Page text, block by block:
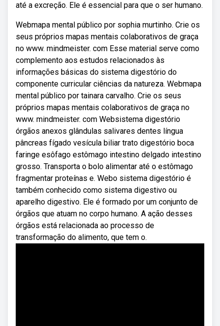
até a excreção. Ele é essencial para que o ser humano.
Webmapa mental público por sophia murtinho. Crie os
seus próprios mapas mentais colaborativos de graça
no www. mindmeister. com Esse material serve como
complemento aos estudos relacionados às
informações básicas do sistema digestório do
componente curricular ciências da natureza. Webmapa
mental público por tainara carvalho. Crie os seus
próprios mapas mentais colaborativos de graça no
www. mindmeister. com Websistema digestório
órgãos anexos glândulas salivares dentes língua
pâncreas fígado vesícula biliar trato digestório boca
faringe esôfago estômago intestino delgado intestino
grosso. Transporta o bolo alimentar até o estômago
fragmentar proteínas e. Webo sistema digestório é
também conhecido como sistema digestivo ou
aparelho digestivo. Ele é formado por um conjunto de
órgãos que atuam no corpo humano. A ação desses
órgãos está relacionada ao processo de
transformação do alimento, que tem o.